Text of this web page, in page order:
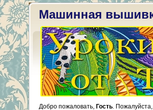
Машинная
Добро пожаловать, Гость . Пожалуйста,